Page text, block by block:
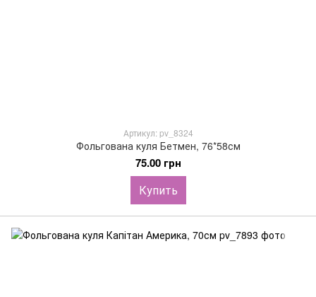
Артикул: pv_8324
Фольгована куля Бетмен, 76*58см
75.00 грн
Купить